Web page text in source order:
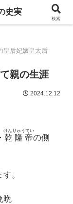
い！
皇后妃嬪皇太后
親の生涯
2024.12.12
乾隆帝
けんりゅうてい
の側
。
晩
史実
検索